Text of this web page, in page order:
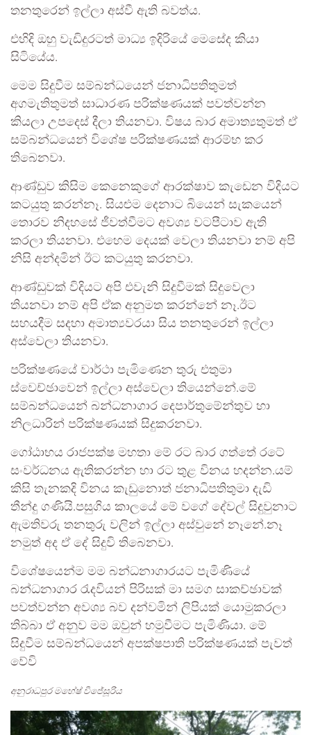
තනතුරෙන් ඉල්ලා අස්වී ඇති බවත්ය.
එහිදි ඔහු වැඩිදුරටත් මාධ්‍ය ඉදිරියේ මෙසේද කියා
සිටියේය.
මෙම සිදුවීම සම්බන්ධයෙන් ජනාධිපතිතුමත්
අගමැතිතුමත් සාධාරණ පරික්ෂණයක් පවත්වන්න
කියලා උපදෙස් දීලා තියනවා. විෂය බාර අමාත්‍යතුමත් ඒ
සම්බන්ධයෙන් විශේෂ පරික්ෂණයක් ආරම්භ කර
තිබෙනවා.
ආණ්ඩුව කිසිම කෙනෙකුගේ ආරක්ෂාව කැඩෙන විදියට
කටයුතු කරන්නෑ. සියළුම දෙනාට බියෙන් සැකයෙන්
තොරව නිදහසේ ජීවත්වීමට අවශ්‍ය වටපීටාව ඇති
කරලා තියනවා. එහෙම දෙයක් වෙලා තියනවා නම් අපි
නිසි අන්දමින් ඊට කටයුතු කරනවා.
ආණ්ඩුවක් විදියට අපි එවැනි සිදුවීමක් සිදුවෙලා
තියනවා නම් අපි ඒක අනුමත කරන්නේ නෑ.ඊට
සහයදීම සදහා අමාත්‍යවරයා සිය තනතුරෙන් ඉල්ලා
අස්වෙලා තියනවා.
පරික්ෂණයේ වාර්ථා පැමිණෙන තුරු එතුමා
ස්වෙච්ඡාවෙන් ඉල්ලා අස්වෙලා තියෙන්නේ.මේ
සම්බන්ධයෙන් බන්ධනාගාර දෙපාර්තුමේන්තුව හා
නිලධාරින් පරික්ෂණයක් සිදුකරනවා.
ගෝඨාභය රාජපක්ෂ මහතා මේ රට බාර ගත්තේ රටේ
සංවර්ධනය ඇතිකරන්න හා රට තුළ විනය හදන්න.යම්
කිසි තැනකදි විනය කැඩුනොත් ජනාධිපතිතුමා දැඩි
තීන්දු ගණියි.පසුගිය කාලයේ මේ වගේ දේවල් සිදුවුනාට
ඇමතිවරු තනතුරු වලින් ඉල්ලා අස්වුනේ නෑනේ.නෑ
නමුත් අද ඒ දේ සිදුවි තිබෙනවා.
විශේෂයෙන්ම මම බන්ධනාගාරයට පැමිණියේ
බන්ධනාගාර රැදවියන් පිරිසක් මා සමග සාකච්ඡාවක්
පවත්වන්න අවශ්‍ය බව දන්වමින් ලිපියක් යොමුකරලා
තිබ්බා ඒ අනුව මම ඔවුන් හමුවීමට පැමිණියා. මේ
සිදුවීම සම්බන්ධයෙන් අපක්ෂපාති පරික්ෂණයක් පැවත්
වේවි
අනුරාධපුර මහේෂ් විජේසූරිය